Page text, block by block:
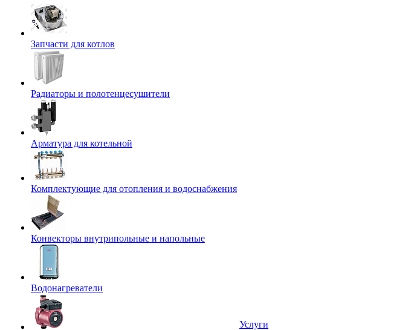
Запчасти для котлов
Радиаторы и полотенцесушители
Арматура для котельной
Комплектующие для отопления и водоснабжения
Конвекторы внутрипольные и напольные
Водонагреватели
Услуги